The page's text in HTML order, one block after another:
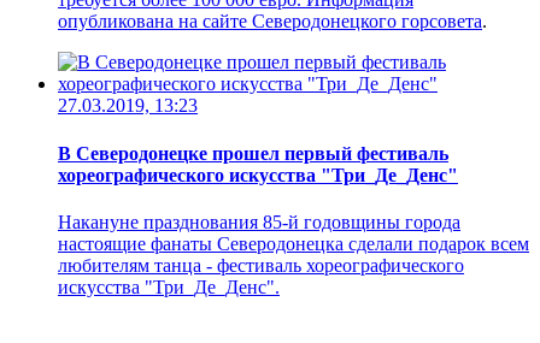
опубликована на сайте Северодонецкого горсовета.
27.03.2019, 13:23
В Северодонецке прошел первый фестиваль
хореографического искусства "Три_Де_Денс"
Накануне празднования 85-й годовщины города
настоящие фанаты Северодонецка сделали подарок всем
любителям танца - фестиваль хореографического
искусства "Три_Де_Денс".